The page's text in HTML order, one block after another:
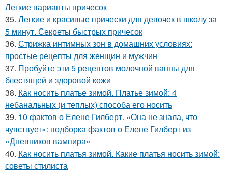
Легкие варианты причесок
35. Легкие и красивые прически для девочек в школу за
5 минут. Секреты быстрых причесок
36. Стрижка интимных зон в домашних условиях:
простые рецепты для женщин и мужчин
37. Пробуйте эти 5 рецептов молочной ванны для
блестящей и здоровой кожи
38. Как носить платье зимой. Платье зимой: 4
небанальных (и теплых) способа его носить
39. 10 фактов о Елене Гилберт. «Она не знала, что
чувствует»: подборка фактов о Елене Гилберт из
«Дневников вампира»
40. Как носить платья зимой. Какие платья носить зимой:
советы стилиста